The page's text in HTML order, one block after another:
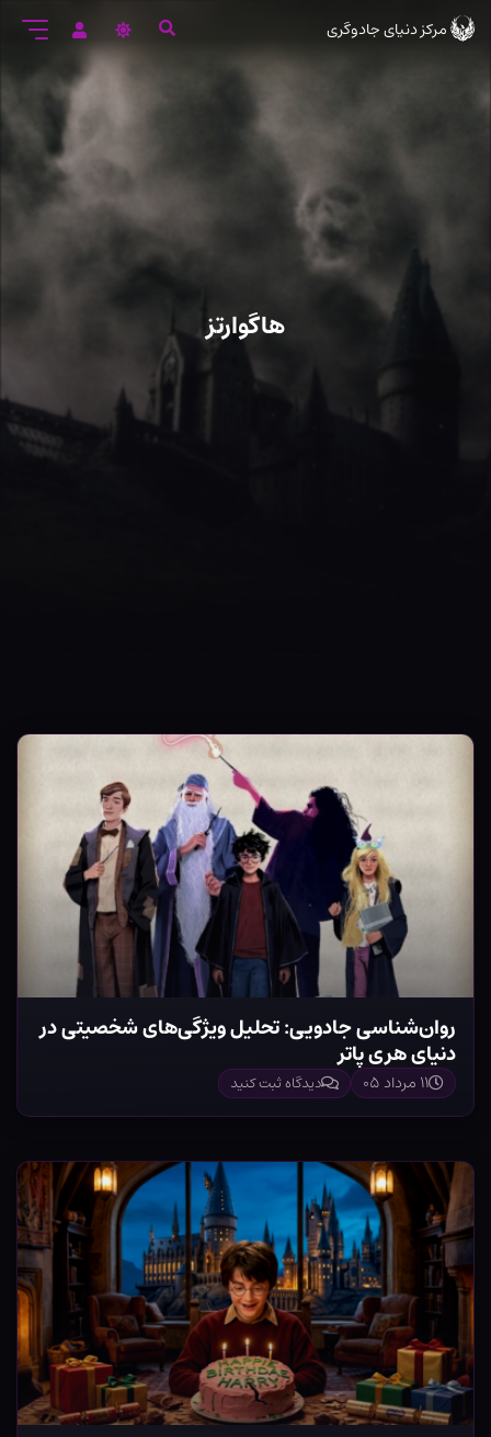
ورود
اصلی
مرکز دنیای جادوگری
هاگوارتز
روان‌شناسی جادویی: تحلیل ویژگی‌های شخصیتی در
دنیای هری پاتر
۱۱ مرداد ۰۵ دیدگاه ثبت کنید